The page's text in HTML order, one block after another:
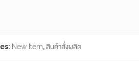
New Item,สินค้าสั่งผลิต